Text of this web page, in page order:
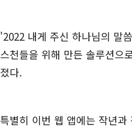
'2022 내게 주신 하나님의 말
스천들을 위해 만든 솔루션으
졌다.
특별히 이번 웹 앱에는 작년